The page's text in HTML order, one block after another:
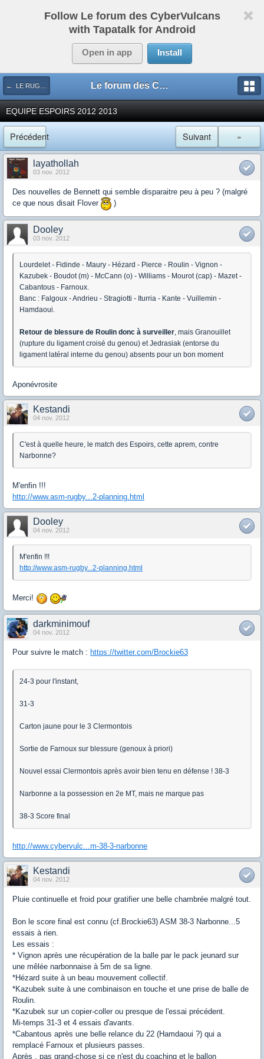
Follow Le forum des CyberVulcans
with Tapatalk for Android
Open in app Install
← LE RUGBY DE CHEZ NOUS Le forum des CyberVulcans
EQUIPE ESPOIRS 2012 2013
Précédent »
Suivant
layathollah
03 nov. 2012
Des nouvelles de Bennett qui semble disparaitre peu à peu ? (malgré
ce que nous disait Flover
)
Dooley
03 nov. 2012
Lourdelet - Fidinde - Maury - Hézard - Pierce - Roulin - Vignon -
Kazubek - Boudot (m) - McCann (o) - Williams - Mourot (cap) - Mazet -
Cabantous - Farnoux.
Banc : Falgoux - Andrieu - Stragiotti - Iturria - Kante - Vuillemin -
Hamdaoui.
Retour de blessure de Roulin donc à surveiller, mais Granouillet
(rupture du ligament croisé du genou) et Jedrasiak (entorse du
ligament latéral interne du genou) absents pour un bon moment
Aponévrosite
Kestandi
04 nov. 2012
C'est à quelle heure, le match des Espoirs, cette aprem, contre
Narbonne?
M'enfin !!!
http://www.asm-rugby...2-planning.html
Dooley
04 nov. 2012
M'enfin !!!
http://www.asm-rugby...2-planning.html
Merci!
darkminimouf
04 nov. 2012
Pour suivre le match : https://twitter.com/Brockie63
24-3 pour l'instant,
31-3
Carton jaune pour le 3 Clermontois
Sortie de Farnoux sur blessure (genoux à priori)
Nouvel essai Clermontois après avoir bien tenu en défense ! 38-3
Narbonne a la possession en 2e MT, mais ne marque pas
38-3 Score final
http://www.cybervulc...m-38-3-narbonne
Kestandi
04 nov. 2012
Pluie continuelle et froid pour gratifier une belle chambrée malgré tout.
Bon le score final est connu (cf.Brockie63) ASM 38-3 Narbonne...5
essais à rien.
Les essais :
* Vignon après une récupération de la balle par le pack jeunard sur
une mêlée narbonnaise à 5m de sa ligne.
*Hézard suite à un beau mouvement collectif.
*Kazubek suite à une combinaison en touche et une prise de balle de
Roulin.
*Kazubek sur un copier-coller ou presque de l'essai précédent.
Mi-temps 31-3 et 4 essais d'avants.
*Cabantous après une belle relance du 22 (Hamdaoui ?) qui a
remplacé Farnoux et plusieurs passes.
Après , pas grand-chose si ce n'est du coaching et le ballon